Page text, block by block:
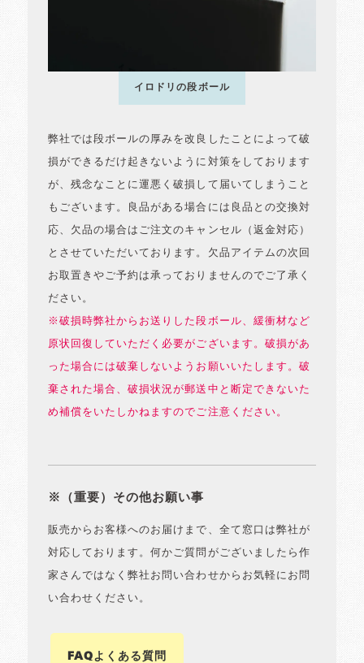
イロドリの段ボール
弊社では段ボールの厚みを改良したことによって破
損ができるだけ起きないように対策をしております
が、残念なことに運悪く破損して届いてしまうこと
もございます。良品がある場合には良品との交換対
応、欠品の場合はご注文のキャンセル（返金対応）
とさせていただいております。欠品アイテムの次回
お取置きやご予約は承っておりませんのでご了承く
ださい。
※破損時弊社からお送りした段ボール、緩衝材など
原状回復していただく必要がございます。破損があ
った場合には破棄しないようお願いいたします。破
棄された場合、破損状況が郵送中と断定できないた
め補償をいたしかねますのでご注意ください。
※（重要）その他お願い事
販売からお客様へのお届けまで、全て窓口は弊社が
対応しております。何かご質問がございましたら作
家さんではなく弊社お問い合わせからお気軽にお問
い合わせください。
FAQよくある質問